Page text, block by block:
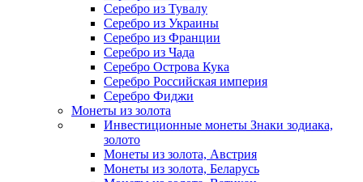
Серебро из Тувалу
Серебро из Украины
Серебро из Франции
Серебро из Чада
Серебро Острова Кука
Серебро Российская империя
Серебро Фиджи
Монеты из золота
Инвестиционные монеты Знаки зодиака,
золото
Монеты из золота, Австрия
Монеты из золота, Беларусь